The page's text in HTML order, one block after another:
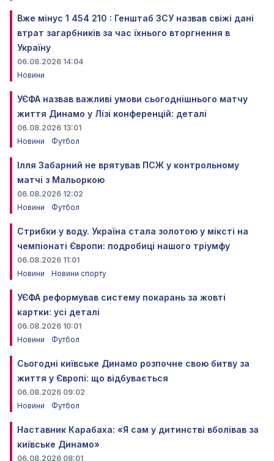
Вже мінус 1 454 210 : Генштаб ЗСУ назвав свіжі дані
втрат загарбників за час їхнього вторгнення в
Україну
06.08.2026 14:04
Новини
УЄФА назвав важливі умови сьогоднішнього матчу
життя Динамо у Лізі конференцій: деталі
06.08.2026 13:01
Новини
Футбол
Ілля Забарний не врятував ПСЖ у контрольному
матчі з Мальоркою
06.08.2026 12:02
Новини
Футбол
Стрибки у воду. Україна стала золотою у міксті на
чемпіонаті Європи: подробиці нашого тріумфу
06.08.2026 11:01
Новини
Новини спорту
УЄФА реформував систему покарань за жовті
картки: усі деталі
06.08.2026 10:01
Новини
Футбол
Сьогодні київське Динамо розпочне свою битву за
життя у Європі: що відбувається
06.08.2026 09:02
Новини
Футбол
Наставник Карабаха: «Я сам у дитинстві вболівав за
київське Динамо»
06.08.2026 08:01